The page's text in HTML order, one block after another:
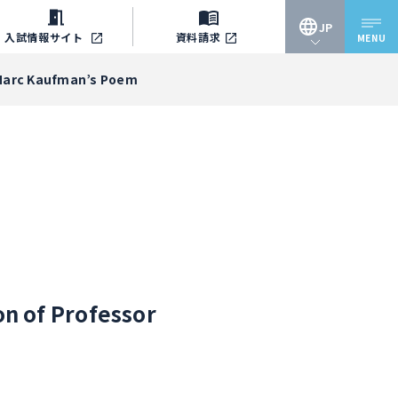
入試情報サイト 資料請求
JP
MENU
Kaufman’s Poem
of Professor